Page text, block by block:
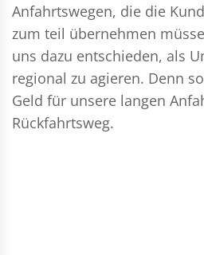
Anfahrtswegen, die die
zum teil übernehmen
uns dazu entschieden, als
regional zu agieren. Denn
Geld für unsere langen
Rückfahrtsweg.